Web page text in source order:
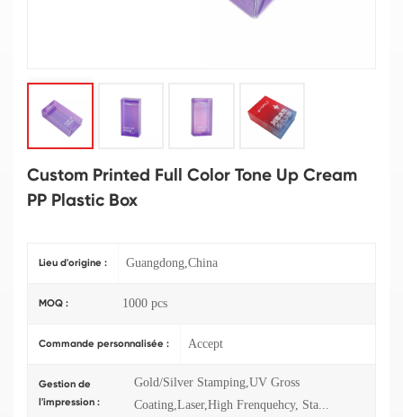
Custom Printed Full Color Tone Up Cream
PP Plastic Box
Lieu d'origine : Guangdong,China
MOQ : 1000 pcs
Commande personnalisée : Accept
Gestion de
l'impression :
Gold/Silver Stamping,UV Gross
Coating,Laser,High Frenquehcy, Sta...